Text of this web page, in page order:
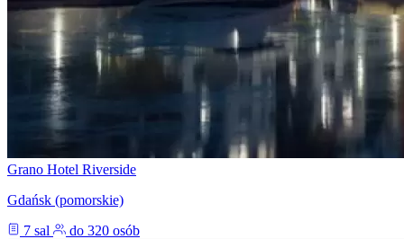
Grano Hotel Riverside
Gdańsk (pomorskie)
7 sal
do 320 osób